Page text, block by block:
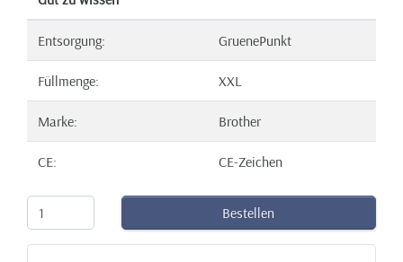
Entsorgung: GruenePunkt
Füllmenge: XXL
Marke: Brother
CE: CE-Zeichen
Bestellen